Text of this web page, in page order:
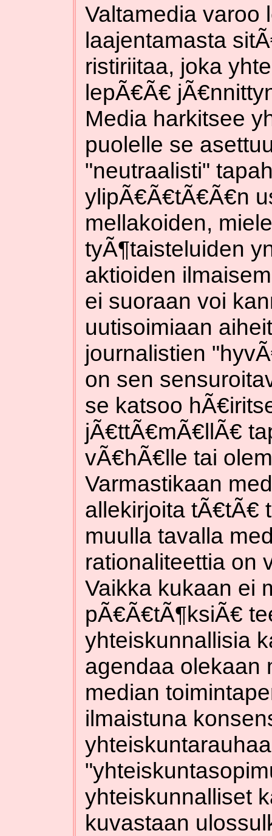
Valtamedia varoo
laajentamasta
ristiriitaa, joka
lepÃ€Ã€
Media harkitsee
puolelle se
"neutraalisti"
ylipÃ€Ã€tÃ€Ã€n
mellakoiden,
tyÃ¶taisteluiden
aktioiden
ei suoraan voi
uutisoimiaan
journalistien
on sen
se katsoo
jÃ€ttÃ€mÃ€llÃ€
vÃ€hÃ€lle tai
Varmastikaan
allekirjoita tÃ€tÃ€
muulla tavalla
rationaliteettia on
Vaikka kukaan ei
pÃ€Ã€tÃ¶ksiÃ€
yhteiskunnallisia
agendaa olekaan
median
ilmaistuna
yhteiskunnalliset
kuvastaan